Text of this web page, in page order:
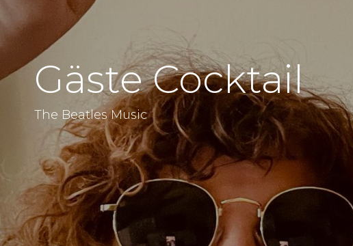
Gäste Cocktail
The Beatles Music